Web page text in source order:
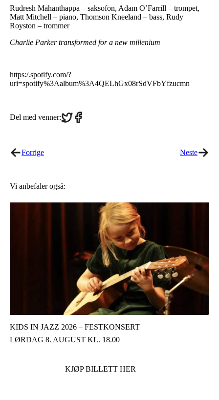
Rudresh Mahanthappa – saksofon, Adam O’Farrill – trompet,
Matt Mitchell – piano, Thomson Kneeland – bass, Rudy
Royston – trommer
Charlie Parker transformed for a new millenium
https:/.spotify.com/?
uri=spotify%3Aalbum%3A4QELhGx08rSdVFbYfzucmn
Del med venner:Share
on
Share
on
Forrige Neste
Vi anbefaler også:
KIDS IN JAZZ 2026 – FESTKONSERT
LØRDAG 8. AUGUST KL. 18.00
KJØP BILLETT HER